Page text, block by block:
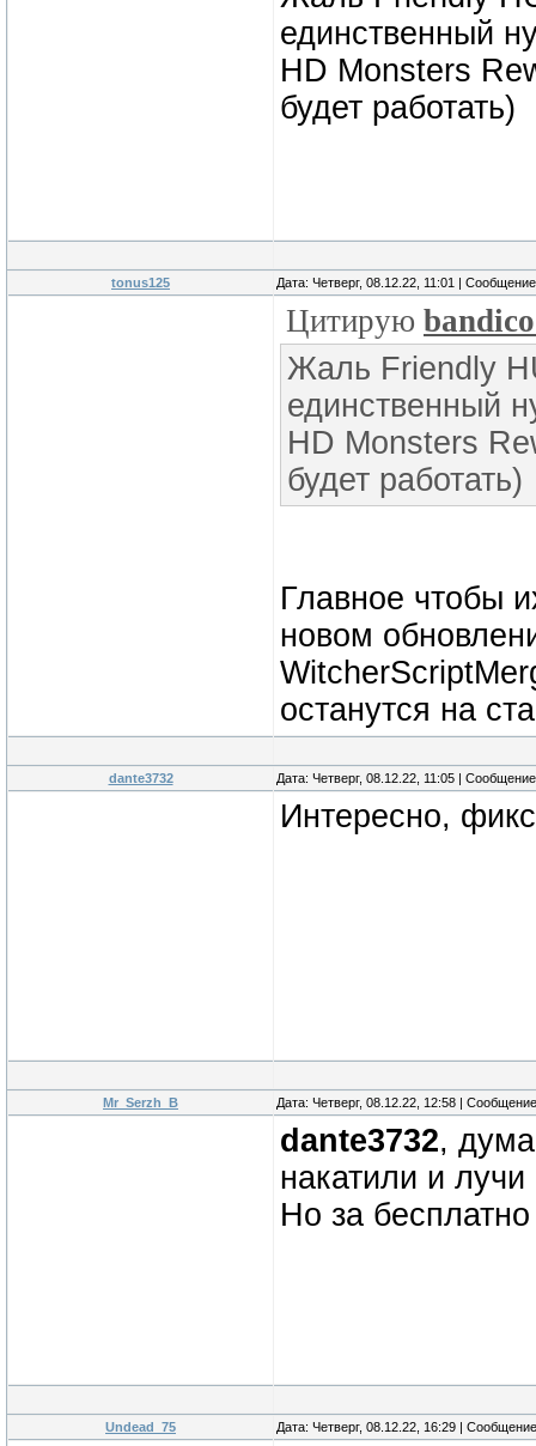
единственный
HD Monsters
будет работать)
tonus125 Дата: Четверг, 08.12.22, 11:01 |
Цитирую
Жаль Friendly
единственный
HD Monsters
будет работать)
Главное чтобы
новом
останутся на
dante3732 Дата: Четверг, 08.12.22, 11:05 |
Интересно,
Mr_Serzh_B Дата: Четверг, 08.12.22, 12:58 |
dante3732,
накатили и
Но за
Undead_75 Дата: Четверг, 08.12.22, 16:29 |